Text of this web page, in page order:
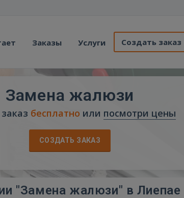
Заказы Услуги Создать заказ
Замена жалюзи
бесплатно или посмотри цены
СОЗДАТЬ ЗАКАЗ
"Замена жалюзи" в Лиепае